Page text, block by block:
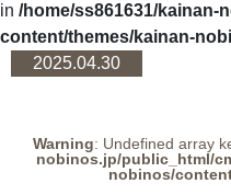
in /home/ss861631/kainan-
content/themes/kainan-
2025.04.30
Warning: Undefined array
nobinos.jp/public_html/
nobinos/